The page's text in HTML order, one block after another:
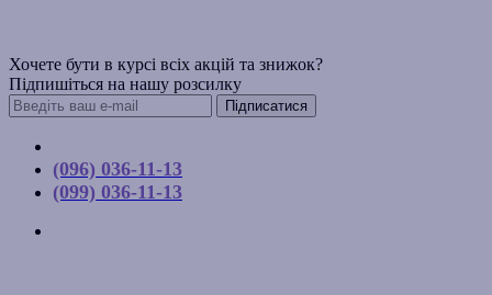
Хочете бути в курсі всіх акцій та знижок?
Підпишіться на нашу розсилку
Підписатися
(096) 036-11-13
(099) 036-11-13